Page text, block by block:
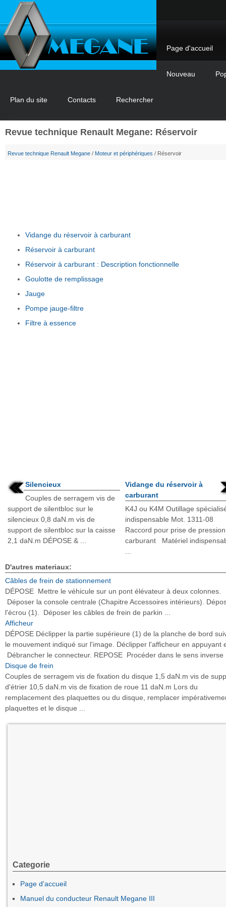
Page d'accueil
Nouveau
Plan du site Contacts Rechercher
Revue technique Renault Megane: Réservoir
Revue technique Renault Megane / Moteur et périphériques / Réservoir
Vidange du réservoir à carburant
Réservoir à carburant
Réservoir à carburant : Description fonctionnelle
Goulotte de remplissage
Jauge
Pompe jauge-filtre
Filtre à essence
Silencieux
Couples de serragem vis de
support de silentbloc sur le
silencieux 0,8 daN.m vis de
support de silentbloc sur la caisse
2,1 daN.m DÉPOSE & ...
Vidange du réservoir à
carburant
K4J ou K4M Outillage
indispensable Mot. 1311-08
Raccord pour prise de
carburant Matériel
D'autres materiaux:
Câbles de frein de stationnement
DÉPOSE Mettre le véhicule sur un pont élévateur à deux colonnes.
Déposer la console centrale (Chapitre Accessoires intérieurs).
l'écrou (1). Déposer les câbles de frein de parkin ...
Afficheur
DÉPOSE Déclipper la partie supérieure (1) de la planche de bord
le mouvement indiqué sur l'image. Déclipper l'afficheur en appuyant
Débrancher le connecteur. REPOSE Procéder dans le sens inverse
Disque de frein
Couples de serragem vis de fixation du disque 1,5 daN.m vis de
d'étrier 10,5 daN.m vis de fixation de roue 11 daN.m Lors du
remplacement des plaquettes ou du disque, remplacer
plaquettes et le disque ...
Categorie
Page d'accueil
Manuel du conducteur Renault Megane III